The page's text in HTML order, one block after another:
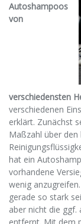
Autoshampoos
von
verschiedensten
verschiedenen
erklärt. Zunächst
Maßzahl über den
hat ein
vorhandene
wenig
gerade so stark
aber nicht die ggf.